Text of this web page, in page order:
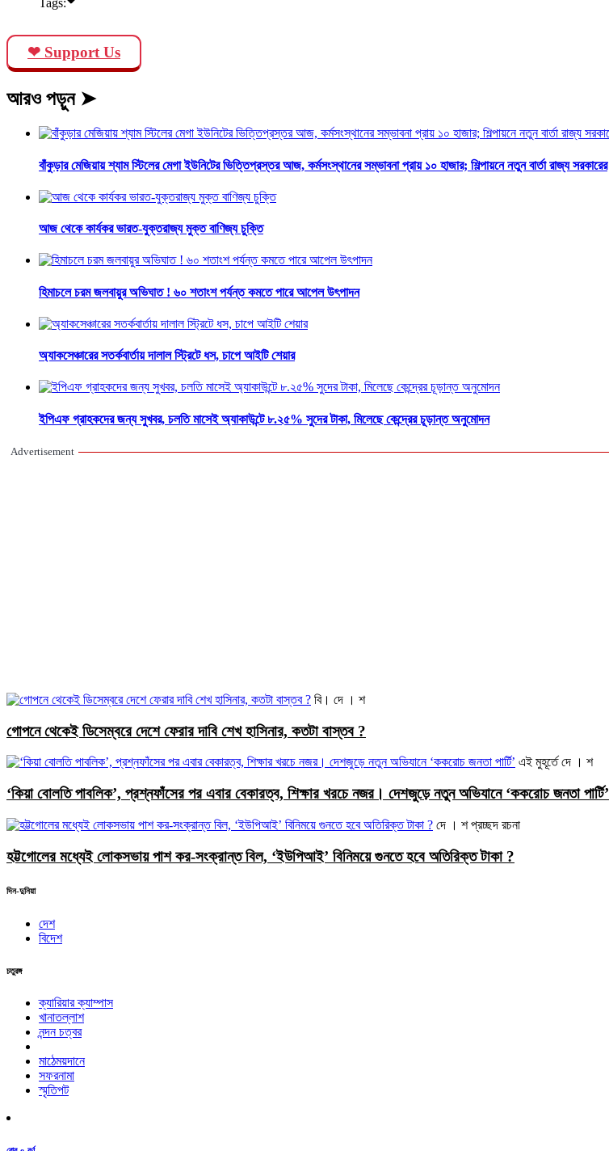
❤ Support Us
আরও পড়ুন ➤
বাঁকুড়ার মেজিয়ায় শ্যাম স্টিলের মেগা ইউনিটের ভিত্তিপ্রস্তর আজ, কর্মসংস্থানের সম্ভাবনা প্রায় ১০ হাজার; শিল্পায়নে নতুন বার্তা রাজ্য সরকারের
আজ থেকে কার্যকর ভারত-যুক্তরাজ্য মুক্ত বাণিজ্য চুক্তি
হিমাচলে চরম জলবায়ুর অভিঘাত ! ৬০ শতাংশ পর্যন্ত কমতে পারে আপেল উৎপাদন
অ্যাকসেঞ্চারের সতর্কবার্তায় দালাল স্ট্রিটে ধস, চাপে আইটি শেয়ার
ইপিএফ গ্রাহকদের জন্য সুখবর, চলতি মাসেই অ্যাকাউন্টে ৮.২৫% সুদের টাকা, মিলেছে কেন্দ্রের চূড়ান্ত অনুমোদন
Advertisement
বি। দে । শ
গোপনে থেকেই ডিসেম্বরে দেশে ফেরার দাবি শেখ হাসিনার, কতটা বাস্তব ?
এই মুহূর্তে দে । শ
‘কিয়া বোলতি পাবলিক’, প্রশ্নফাঁসের পর এবার বেকারত্ব, শিক্ষার খরচে নজর। দেশজুড়ে নতুন অভিযানে ‘ককরোচ জনতা পার্টি’
দে । শ প্রচ্ছদ রচনা
হট্টগোলের মধ্যেই লোকসভায় পাশ কর-সংক্রান্ত বিল, ‘ইউপিআই’ বিনিময়ে গুনতে হবে অতিরিক্ত টাকা ?
দিন-দুনিয়া
দেশ
বিদেশ
চতুরঙ্গ
ক্যারিয়ার ক্যাম্পাস
খানাতল্লাশ
নন্দন চত্বর
মাঠেময়দানে
সফরনামা
স্মৃতিপট